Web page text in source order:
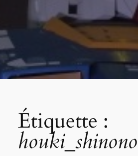
Étiquette :